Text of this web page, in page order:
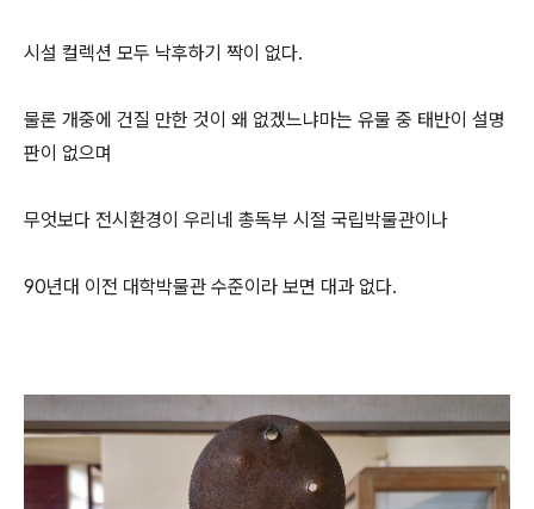
시설 컬렉션 모두 낙후하기 짝이 없다.
물론 개중에 건질 만한 것이 왜 없겠느냐마는 유물 중 태반이 설명
판이 없으며
무엇보다 전시환경이 우리네 총독부 시절 국립박물관이나
90년대 이전 대학박물관 수준이라 보면 대과 없다.